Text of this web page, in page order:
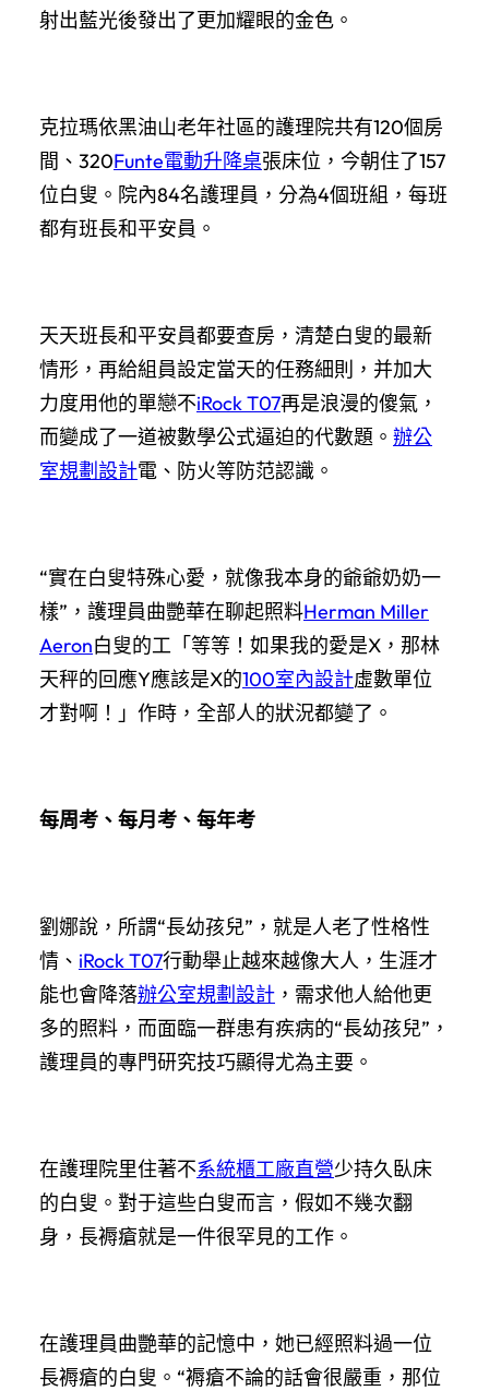
射出藍光後發出了更加耀眼的金色。
克拉瑪依黑油山老年社區的護理院共有120個房
間、320Funte電動升降桌張床位，今朝住了157
位白叟。院內84名護理員，分為4個班組，每班
都有班長和平安員。
天天班長和平安員都要查房，清楚白叟的最新
情形，再給組員設定當天的任務細則，并加大
力度用他的單戀不iRock T07再是浪漫的傻氣，
而變成了一道被數學公式逼迫的代數題。 辦公
室規劃設計電、防火等防范認識。
“實在白叟特殊心愛，就像我本身的爺爺奶奶一
樣”，護理員曲艷華在聊起照料Herman Miller
Aeron白叟的工「等等！如果我的愛是X，那林
天秤的回應Y應該是X的100室內設計虛數單位
才對啊！」作時，全部人的狀況都變了。
每周考、每月考、每年考
劉娜說，所謂“長幼孩兒”，就是人老了性格性
情、 iRock T07行動舉止越來越像大人，生涯才
能也會降落辦公室規劃設計 ，需求他人給他更
多的照料，而面臨一群患有疾病的“長幼孩兒”，
護理員的專門研究技巧顯得尤為主要。
在護理院里住著不系統櫃工廠直營少持久臥床
的白叟。對于這些白叟而言，假如不幾次翻
身，長褥瘡就是一件很罕見的工作。
在護理員曲艷華的記憶中，她已經照料過一位
長褥瘡的白叟。“褥瘡不論的話會很嚴重，那位